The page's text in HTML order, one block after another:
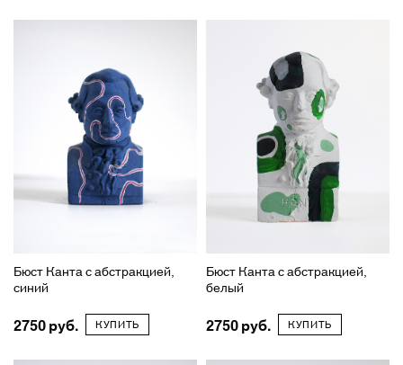
Бюст Канта с абстракцией,
синий
2750 КУПИТЬ
Бюст Канта с абстракцией,
белый
2750 КУПИТЬ